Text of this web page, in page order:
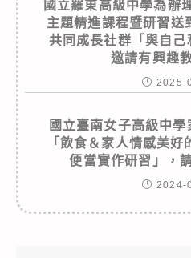
國立羅東高級中學為辦
主題精進課程暨研習送
共同成長社群「與自己
邀請有興趣
2025-
國立臺南女子高級中
「飲食＆家人情感美
便當實作研習」，
2024-